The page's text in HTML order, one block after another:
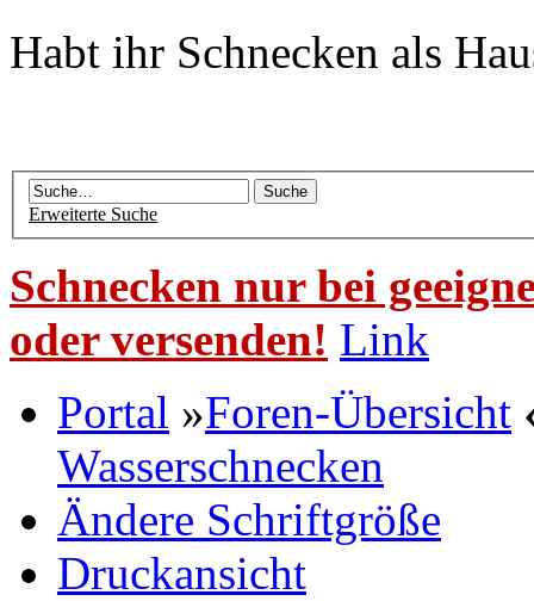
Habt ihr Schnecken als
Erweiterte Suche
Schnecken nur bei
oder versenden! Link
Portal »Foren-Übersicht
Wasserschnecken
Ändere Schriftgröße
Druckansicht